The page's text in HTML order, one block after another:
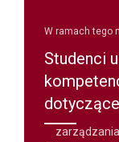
W ramach tego
Studenci